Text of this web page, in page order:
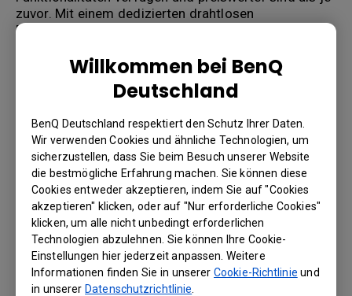
Willkommen bei BenQ
Deutschland
BenQ Deutschland respektiert den Schutz Ihrer Daten.
Wir verwenden Cookies und ähnliche Technologien, um
sicherzustellen, dass Sie beim Besuch unserer Website
die bestmögliche Erfahrung machen. Sie können diese
Cookies entweder akzeptieren, indem Sie auf "Cookies
akzeptieren" klicken, oder auf "Nur erforderliche Cookies"
klicken, um alle nicht unbedingt erforderlichen
Technologien abzulehnen. Sie können Ihre Cookie-
Einstellungen hier jederzeit anpassen. Weitere
Informationen finden Sie in unsererCookie-Richtlinie und
in unserer Datenschutzrichtlinie
zuvor. Mit einem dedizierten drahtlosen
Präsentationssystem können Sie Ihr Netzwerk und
Gästen den Anschluss an Ihren Fernseher erleichtern.
BenQ InstaShow WDC20
Das neue InstaShow WDC20 ist ideal für den
Anschluss von Android-Geräten an einen Fernseher.
Bei Notebooks und Chromebooks können Sie einfach
einen Sender zum Präsentieren anstecken, aber bei
einem Android-Smartphone oder -Tablet ermöglicht
Ihnen das System die Nutzung des in Miracast
integrierten Screen Mirroring Systems - ohne
Herunterladen von Software. Das beeindruckendste
Merkmal ist die Möglichkeit, vier verschiedene Geräte
gleichzeitig auf dem Bildschirm zu zeigen.